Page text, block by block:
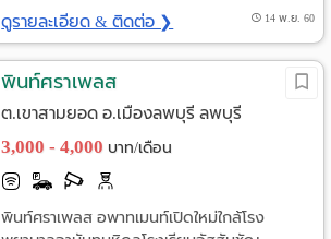
ดูรายละเอียด & ติดต่อ ❯ 14 พ.ย. 60
พินท์ศราเพลส
ต.เขาสามยอด อ.เมืองลพบุรี ลพบุรี
3,000 - 4,000 บาท/เดือน
พินท์ศราเพลส อพาทเมนท์เปิดใหม่ใกล้โรง